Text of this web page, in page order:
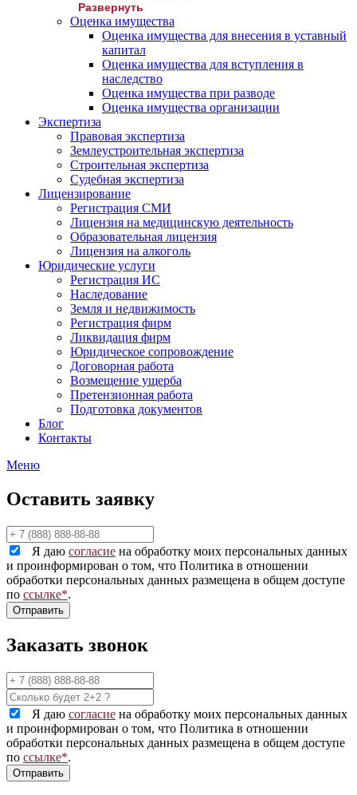
Развернуть
Оценка имущества
Оценка имущества для внесения в уставный
капитал
Оценка имущества для вступления в
наследство
Оценка имущества при разводе
Оценка имущества организации
Экспертиза
Правовая экспертиза
Землеустроительная экспертиза
Строительная экспертиза
Судебная экспертиза
Лицензирование
Регистрация СМИ
Лицензия на медицинскую деятельность
Образовательная лицензия
Лицензия на алкоголь
Юридические услуги
Регистрация ИС
Наследование
Земля и недвижимость
Регистрация фирм
Ликвидация фирм
Юридическое сопровождение
Договорная работа
Возмещение ущерба
Претензионная работа
Подготовка документов
Блог
Контакты
Меню
Оставить заявку
Я даю согласие на обработку моих персональных данных
и проинформирован о том, что Политика в отношении
обработки персональных данных размещена в общем доступе
по ссылке*.
Заказать звонок
Я даю согласие на обработку моих персональных данных
и проинформирован о том, что Политика в отношении
обработки персональных данных размещена в общем доступе
по ссылке*.